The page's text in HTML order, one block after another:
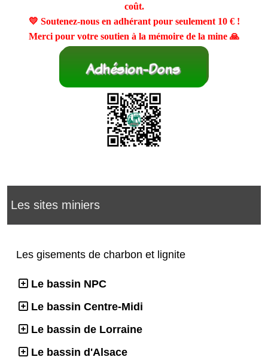
coût.
💛 Soutenez-nous en adhérant pour seulement 10 €!
Merci pour votre soutien à la mémoire de la mine 🙏
Les sites miniers
Les gisements de charbon et lignite
Le bassin NPC
Le bassin Centre-Midi
Le bassin de Lorraine
Le bassin d'Alsace